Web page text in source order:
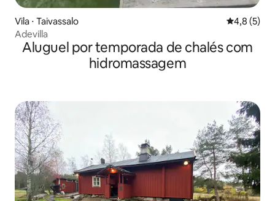
Vila ⋅ Taivassalo 4,8 de
4,8 (5)
Adevilla
Aluguel por temporada de chalés com
hidromassagem